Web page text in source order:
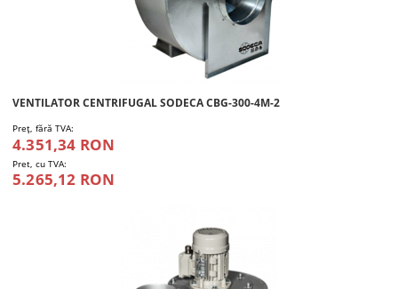
VENTILATOR CENTRIFUGAL SODECA CBG-300-4M-2
Preţ, fără TVA:
4.351,34 RON
Pret, cu TVA:
5.265,12 RON